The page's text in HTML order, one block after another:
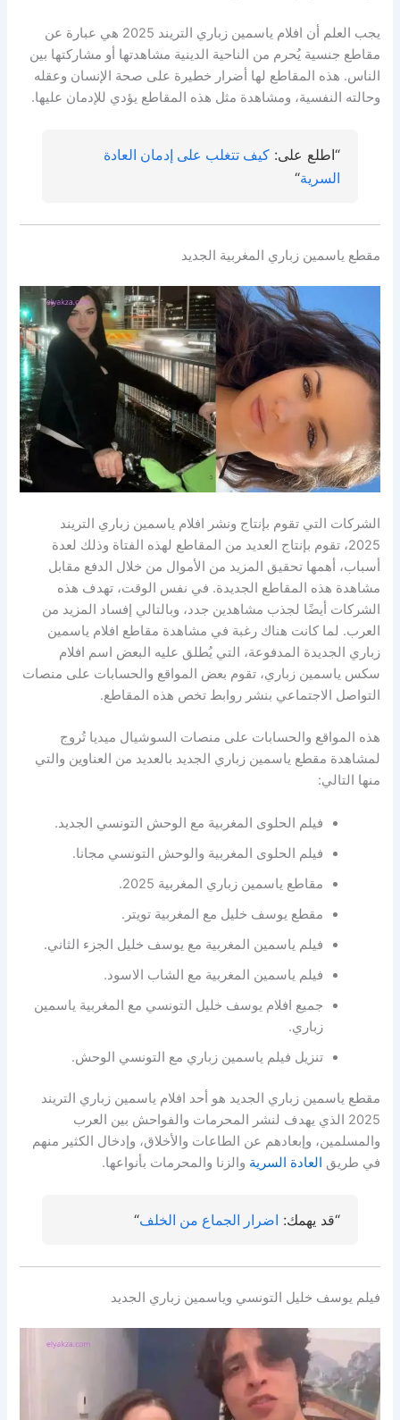
يجب العلم أن افلام ياسمين زباري التريند 2025 هي عبارة عن
مقاطع جنسية يُحرم من الناحية الدينية مشاهدتها أو مشاركتها بين
الناس. هذه المقاطع لها أضرار خطيرة على صحة الإنسان وعقله
وحالته النفسية، ومشاهدة مثل هذه المقاطع يؤدي للإدمان عليها.
“اطلع على: كيف تتغلب على إدمان العادة
السرية“
مقطع ياسمين زباري المغربية الجديد
الشركات التي تقوم بإنتاج ونشر افلام ياسمين زباري التريند
2025، تقوم بإنتاج العديد من المقاطع لهذه الفتاة وذلك لعدة
أسباب، أهمها تحقيق المزيد من الأموال من خلال الدفع مقابل
مشاهدة هذه المقاطع الجديدة. في نفس الوقت، تهدف هذه
الشركات أيضًا لجذب مشاهدين جدد، وبالتالي إفساد المزيد من
العرب. لما كانت هناك رغبة في مشاهدة مقاطع افلام ياسمين
زباري الجديدة المدفوعة، التي يُطلق عليه البعض اسم افلام
سكس ياسمين زباري، تقوم بعض المواقع والحسابات على منصات
التواصل الاجتماعي بنشر روابط تخص هذه المقاطع.
هذه المواقع والحسابات على منصات السوشيال ميديا تُروج
لمشاهدة مقطع ياسمين زباري الجديد بالعديد من العناوين والتي
منها التالي:
فيلم الحلوى المغربية مع الوحش التونسي الجديد.
فيلم الحلوى المغربية والوحش التونسي مجانا.
مقاطع ياسمين زباري المغربية 2025.
مقطع يوسف خليل مع المغربية تويتر.
فيلم ياسمين المغربية مع يوسف خليل الجزء الثاني.
فيلم ياسمين المغربية مع الشاب الاسود.
جميع افلام يوسف خليل التونسي مع المغربية ياسمين
زباري.
تنزيل فيلم ياسمين زباري مع التونسي الوحش.
مقطع ياسمين زباري الجديد هو أحد افلام ياسمين زباري التريند
2025 الذي يهدف لنشر المحرمات والفواحش بين العرب
والمسلمين، وإبعادهم عن الطاعات والأخلاق، وإدخال الكثير منهم
في طريق العادة السرية والزنا والمحرمات بأنواعها.
“قد يهمك: اضرار الجماع من الخلف“
فيلم يوسف خليل التونسي وياسمين زباري الجديد